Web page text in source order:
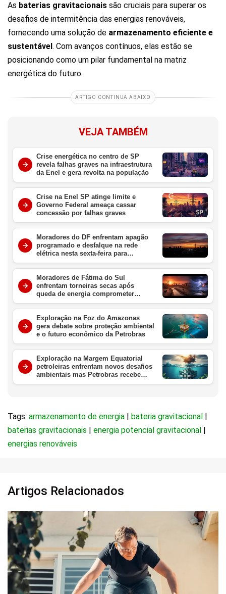
As baterias gravitacionais são cruciais para superar os
desafios de intermitência das energias renováveis,
fornecendo uma solução de armazenamento eficiente e
sustentável . Com avanços contínuos, elas estão se
posicionando como um pilar fundamental na matriz
energética do futuro.
ARTIGO CONTINUA ABAIXO
VEJA TAMBÉM
Crise energética no centro de SP
revela falhas graves na infraestrutura
da Enel e gera revolta na população
Crise na Enel SP atinge limite e
Governo Federal ameaça cassar
concessão por falhas graves
Moradores do DF enfrentam apagão
programado e desfalque na rede
elétrica nesta sexta-feira para
manutenção urgente
Moradores de Fátima do Sul
enfrentam torneiras secas após
queda de energia comprometer
sistemas de abastecimento na região
Exploração na Foz do Amazonas
gera debate sobre proteção ambiental
e o futuro econômico da Petrobras
Exploração na Margem Equatorial
petroleiras enfrentam novos desafios
ambientais mas Petrobras recebe
aval crucial da ANP
Tags: armazenamento de energia bateria gravitacional
baterias gravitacionais
energia potencial gravitacional
energias renováveis
Artigos Relacionados